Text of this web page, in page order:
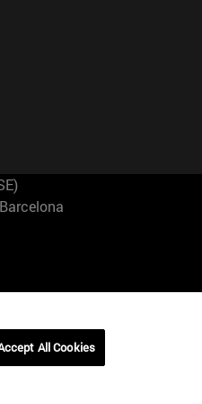
All Cookies